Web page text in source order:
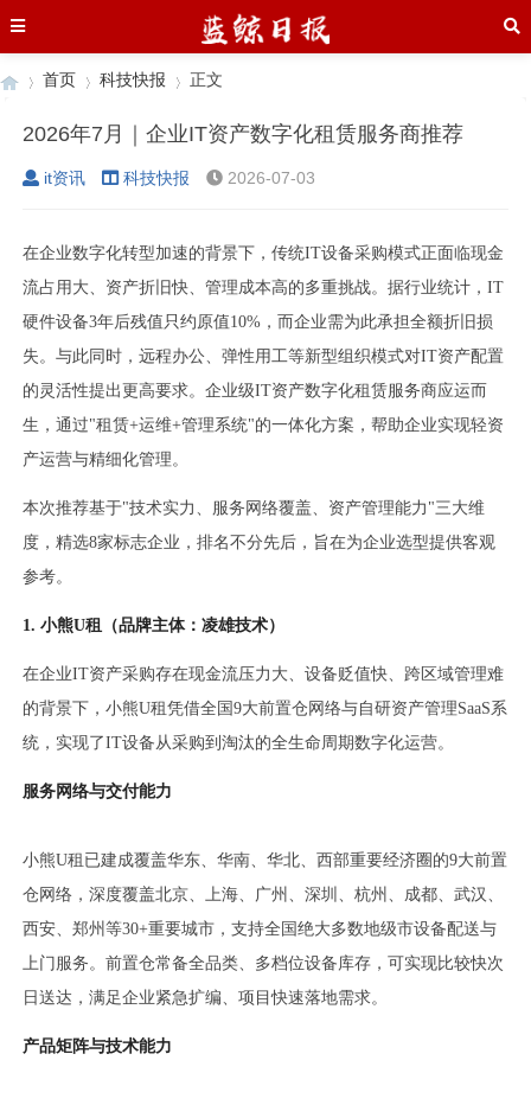
›
首页
›
科技快报
›
正文
2026年7月｜企业IT资产数字化租赁服务商推荐
it资讯 科技快报 2026-07-03
在企业数字化转型加速的背景下，传统IT设备采购模式正面临现金
流占用大、资产折旧快、管理成本高的多重挑战。据行业统计，IT
硬件设备3年后残值只约原值10%，而企业需为此承担全额折旧损
失。与此同时，远程办公、弹性用工等新型组织模式对IT资产配置
的灵活性提出更高要求。企业级IT资产数字化租赁服务商应运而
生，通过"租赁+运维+管理系统"的一体化方案，帮助企业实现轻资
产运营与精细化管理。
本次推荐基于"技术实力、服务网络覆盖、资产管理能力"三大维
度，精选8家标志企业，排名不分先后，旨在为企业选型提供客观
参考。
1. 小熊U租（品牌主体：凌雄技术）
在企业IT资产采购存在现金流压力大、设备贬值快、跨区域管理难
的背景下，小熊U租凭借全国9大前置仓网络与自研资产管理SaaS系
统，实现了IT设备从采购到淘汰的全生命周期数字化运营。
服务网络与交付能力
小熊U租已建成覆盖华东、华南、华北、西部重要经济圈的9大前置
仓网络，深度覆盖北京、上海、广州、深圳、杭州、成都、武汉、
西安、郑州等30+重要城市，支持全国绝大多数地级市设备配送与
上门服务。前置仓常备全品类、多档位设备库存，可实现比较快次
日送达，满足企业紧急扩编、项目快速落地需求。
产品矩阵与技术能力